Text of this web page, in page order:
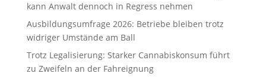
kann Anwalt dennoch in Regress nehmen
Ausbildungsumfrage 2026: Betriebe bleiben trotz
widriger Umstände am Ball
Trotz Legalisierung: Starker Cannabiskonsum führt
zu Zweifeln an der Fahreignung